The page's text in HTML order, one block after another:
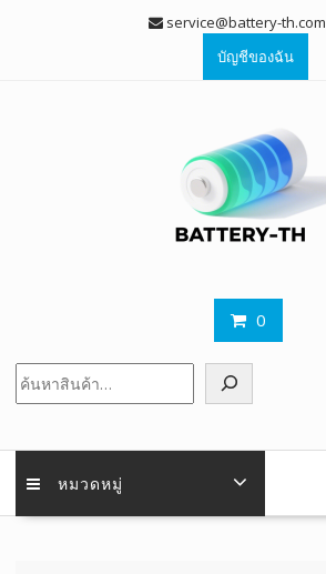
service@battery-th.com
บัญชีของฉัน
0
หมวดหมู่